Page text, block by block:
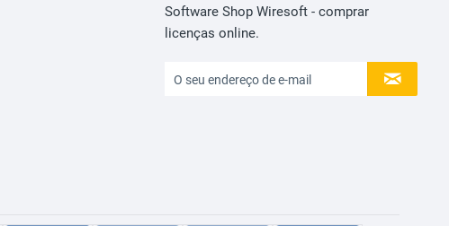
Software Shop Wiresoft - comprar
licenças online.